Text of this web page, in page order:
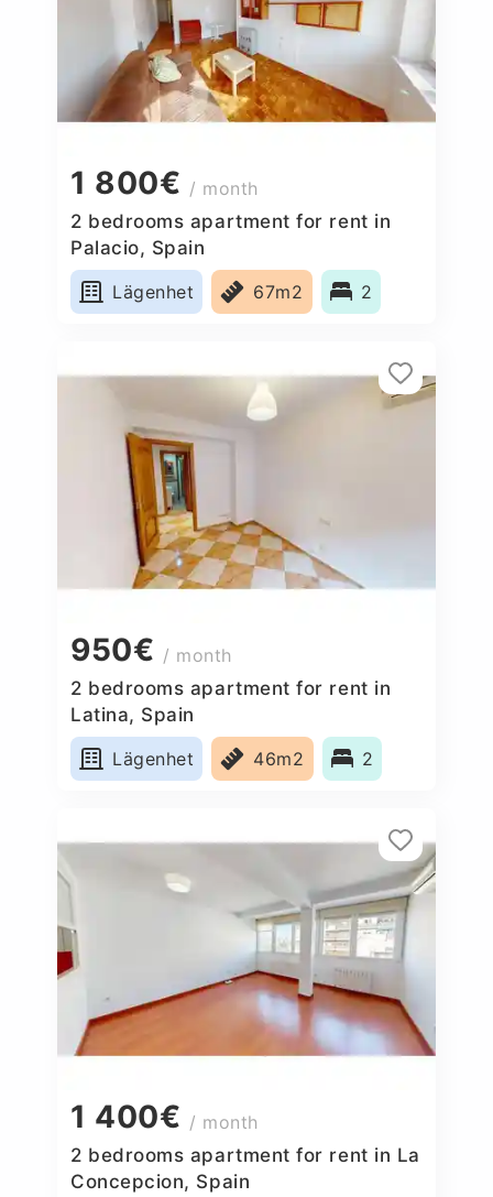
1 800€ / month
2 bedrooms apartment for rent in
Palacio, Spain
Lägenhet
67m2 2
950€ / month
2 bedrooms apartment for rent in
Latina, Spain
Lägenhet
46m2 2
1 400€ / month
2 bedrooms apartment for rent in La
Concepcion, Spain